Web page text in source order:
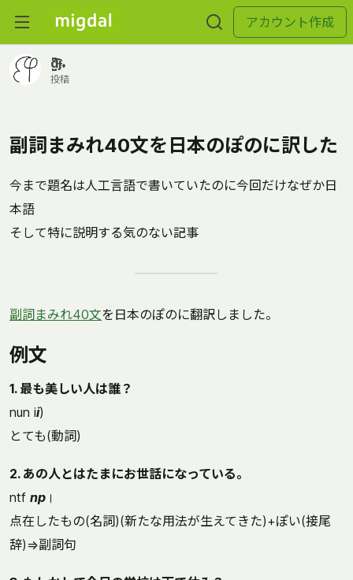
アカウント作成
d̺͆͡ɟ˖
投稿
副詞まみれ40文を日本のぽのに訳した
今まで題名は人工言語で書いていたのに今回だけなぜか日
本語
そして特に説明する気のない記事
副詞まみれ40文を日本のぽのに翻訳しました。
例文
1. 最も美しい人は誰？
nun ii)
とても(動詞)
2. あの人とはたまにお世話になっている。
ntf np ।
点在したもの(名詞)(新たな用法が生えてきた)+ぽい(接尾
辞)⇒副詞句